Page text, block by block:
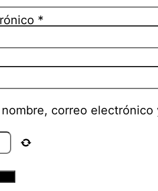
*
nombre, correo